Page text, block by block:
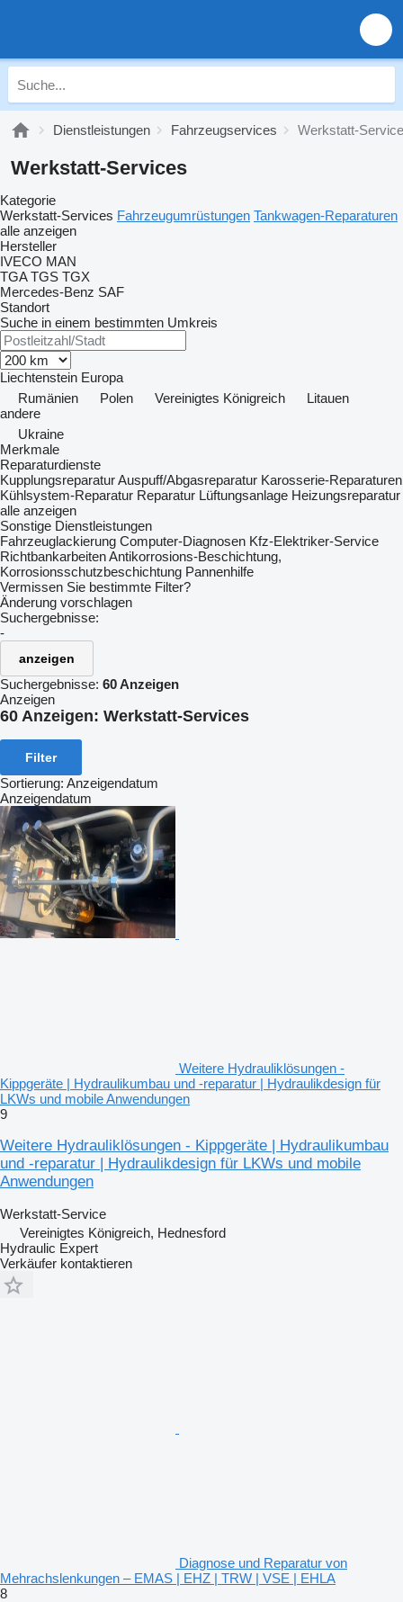
Dienstleistungen Fahrzeugservices Werkstatt-
Werkstatt-Services
Kategorie
Werkstatt-Services Fahrzeugumrüstungen Tankwagen-Reparaturen
alle anzeigen
Hersteller
IVECO MAN
TGA TGS TGX
Mercedes-Benz SAF
Standort
Suche in einem bestimmten Umkreis
Liechtenstein Europa
Rumänien
Polen Vereinigtes Königreich
Litauen
andere
Ukraine
Merkmale
Reparaturdienste
KupplungsreparaturAuspuff/Abgasreparatur Karosserie-Reparaturen
Kühlsystem-Reparatur Reparatur Lüftungsanlage Heizungsreparatur
alle anzeigen
Sonstige Dienstleistungen
Fahrzeuglackierung Computer-Diagnosen Kfz-Elektriker-Service
RichtbankarbeitenAntikorrosions-Beschichtung,
Korrosionsschutzbeschichtung Pannenhilfe
Vermissen Sie bestimmte Filter?
Änderung vorschlagen
Suchergebnisse:
-
anzeigen
Suchergebnisse: 60 Anzeigen
Anzeigen
60 Anzeigen: Werkstatt-Services
Filter
Sortierung: Anzeigendatum
Anzeigendatum
Weitere Hydrauliklösungen -
Kippgeräte | Hydraulikumbau und -reparatur | Hydraulikdesign für
LKWs und mobile Anwendungen
9
Weitere Hydrauliklösungen - Kippgeräte | Hydraulikumbau
und -reparatur | Hydraulikdesign für LKWs und mobile
Anwendungen
Werkstatt-Service
Vereinigtes Königreich, Hednesford
Hydraulic Expert
Verkäufer kontaktieren
Diagnose und Reparatur von
Mehrachslenkungen – EMAS | EHZ | TRW | VSE | EHLA
8